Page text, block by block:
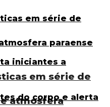
em série de
atmosfera